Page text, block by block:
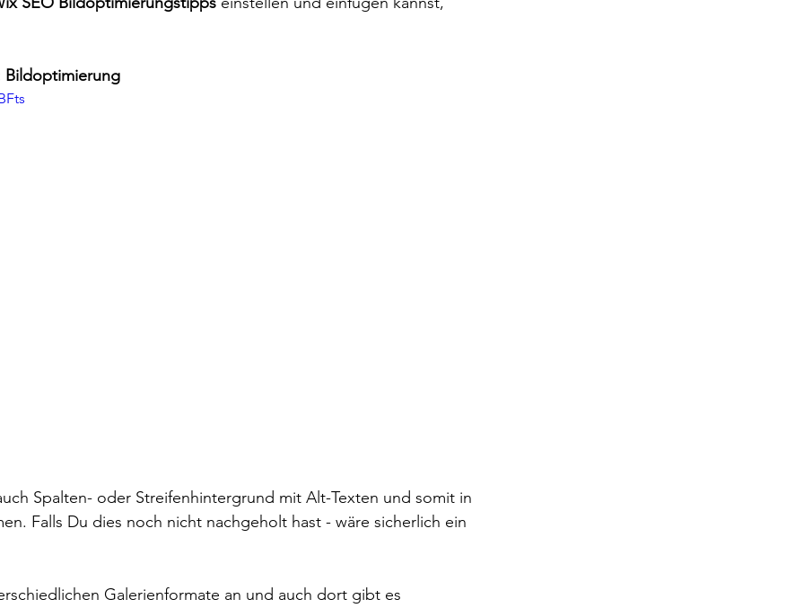
Bildoptimierung
Spalten- oder Streifenhintergrund mit Alt-Texten und somit in
Falls Du dies noch nicht nachgeholt hast - wäre sicherlich ein
Galerienformate an und auch dort gibt es